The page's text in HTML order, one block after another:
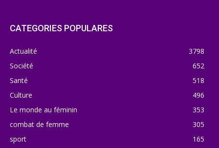
CATEGORIES POPULARES
Actualité
3798
Société
652
Santé
518
Culture
496
Le monde au féminin
353
combat de femme
305
sport
165